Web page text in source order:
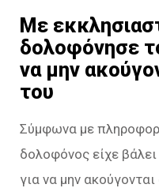
Με
δολοφόνησε
να μην
του
Σύμφωνα με
δολοφόνος είχε
για να μην